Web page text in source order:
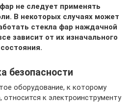
не следует применять
В некоторых случаях может
стекла фар наждачной
зависит от их изначального
состояния.
безопасности
оборудование, к которому
относится к электроинструменту